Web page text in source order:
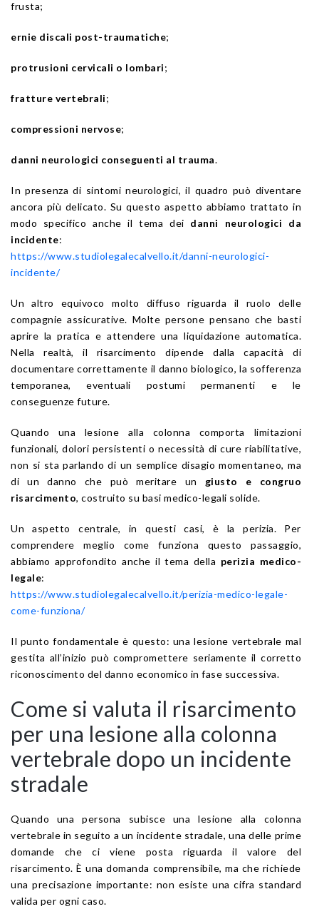
frusta;
ernie discali post-traumatiche;
protrusioni cervicali o lombari;
fratture vertebrali;
compressioni nervose;
danni neurologici conseguenti al trauma.
In presenza di sintomi neurologici, il quadro può diventare
ancora più delicato. Su questo aspetto abbiamo trattato in
modo specifico anche il tema dei danni neurologici da
incidente:
https://www.studiolegalecalvello.it/danni-neurologici-
incidente/
Un altro equivoco molto diffuso riguarda il ruolo delle
compagnie assicurative. Molte persone pensano che basti
aprire la pratica e attendere una liquidazione automatica.
Nella realtà, il risarcimento dipende dalla capacità di
documentare correttamente il danno biologico, la sofferenza
temporanea, eventuali postumi permanenti e le
conseguenze future.
Quando una lesione alla colonna comporta limitazioni
funzionali, dolori persistenti o necessità di cure riabilitative,
non si sta parlando di un semplice disagio momentaneo, ma
di un danno che può meritare un giusto e congruo
risarcimento, costruito su basi medico-legali solide.
Un aspetto centrale, in questi casi, è la perizia. Per
comprendere meglio come funziona questo passaggio,
abbiamo approfondito anche il tema della perizia medico-
legale:
https://www.studiolegalecalvello.it/perizia-medico-legale-
come-funziona/
Il punto fondamentale è questo: una lesione vertebrale mal
gestita all’inizio può compromettere seriamente il corretto
riconoscimento del danno economico in fase successiva.
Come si valuta il risarcimento
per una lesione alla colonna
vertebrale dopo un incidente
stradale
Quando una persona subisce una lesione alla colonna
vertebrale in seguito a un incidente stradale, una delle prime
domande che ci viene posta riguarda il valore del
risarcimento. È una domanda comprensibile, ma che richiede
una precisazione importante: non esiste una cifra standard
valida per ogni caso.